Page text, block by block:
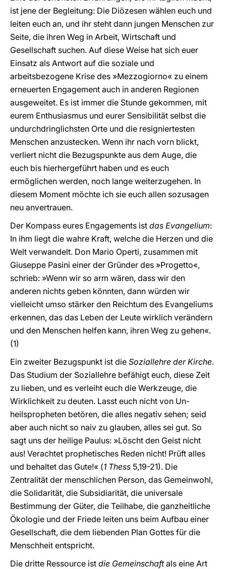
ist jene der Begleitung: Die Diözesen wählen euch und
leiten euch an, und ihr steht dann jungen Menschen zur
Seite, die ihren Weg in Arbeit, Wirtschaft und
Gesellschaft suchen. Auf diese Weise hat sich euer
Einsatz als Antwort auf die soziale und
arbeitsbezogene Krise des »Mezzogiorno« zu einem
erneuerten Engagement auch in anderen Regionen
ausgeweitet. Es ist immer die Stunde gekommen, mit
eurem Enthusiasmus und eurer Sensibilität selbst die
undurchdringlichsten Orte und die resigniertesten
Menschen anzustecken. Wenn ihr nach vorn blickt,
verliert nicht die Bezugspunkte aus dem Auge, die
euch bis hierhergeführt haben und es euch
ermöglichen werden, noch lange weiterzugehen. In
diesem Moment möchte ich sie euch allen sozusagen
neu anvertrauen.
Der Kompass eures Engagements ist das Evangelium:
In ihm liegt die wahre Kraft, welche die Herzen und die
Welt verwandelt. Don Mario Operti, zusammen mit
Giuseppe Pasini einer der Gründer des »Progetto«,
schrieb: »Wenn wir so arm wären, dass wir den
anderen nichts geben könnten, dann würden wir
vielleicht umso stärker den Reichtum des Evangeliums
erkennen, das das Leben der Leute wirklich verändern
und den Menschen helfen kann, ihren Weg zu gehen«.
(1)
Ein zweiter Bezugspunkt ist die Soziallehre der Kirche.
Das Studium der Soziallehre befähigt euch, diese Zeit
zu lieben, und es verleiht euch die Werkzeuge, die
Wirklichkeit zu deuten. Lasst euch nicht von Un-
heilspropheten betören, die alles negativ sehen; seid
aber auch nicht so naiv zu glauben, alles sei gut. So
sagt uns der heilige Paulus: »Löscht den Geist nicht
aus! Verachtet prophetisches Reden nicht! Prüft alles
und behaltet das Gute!« (1 Thess 5,19-21). Die
Zentralität der menschlichen Person, das Gemeinwohl,
die Solidarität, die Subsidiarität, die universale
Bestimmung der Güter, die Teilhabe, die ganzheitliche
Ökologie und der Friede leiten uns beim Aufbau einer
Gesellschaft, die dem liebenden Plan Gottes für die
Menschheit entspricht.
Die dritte Ressource ist die Gemeinschaftals eine Art